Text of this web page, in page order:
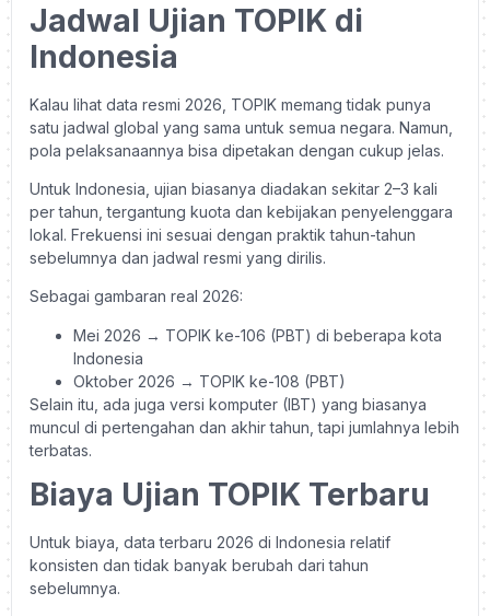
Jadwal Ujian TOPIK di
Indonesia
Kalau lihat data resmi 2026, TOPIK memang tidak punya
satu jadwal global yang sama untuk semua negara. Namun,
pola pelaksanaannya bisa dipetakan dengan cukup jelas.
Untuk Indonesia, ujian biasanya diadakan sekitar 2–3 kali
per tahun, tergantung kuota dan kebijakan penyelenggara
lokal. Frekuensi ini sesuai dengan praktik tahun-tahun
sebelumnya dan jadwal resmi yang dirilis.
Sebagai gambaran real 2026:
Mei 2026 → TOPIK ke-106 (PBT) di beberapa kota
Indonesia
Oktober 2026 → TOPIK ke-108 (PBT)
Selain itu, ada juga versi komputer (IBT) yang biasanya
muncul di pertengahan dan akhir tahun, tapi jumlahnya lebih
terbatas.
Biaya Ujian TOPIK Terbaru
Untuk biaya, data terbaru 2026 di Indonesia relatif
konsisten dan tidak banyak berubah dari tahun
sebelumnya.